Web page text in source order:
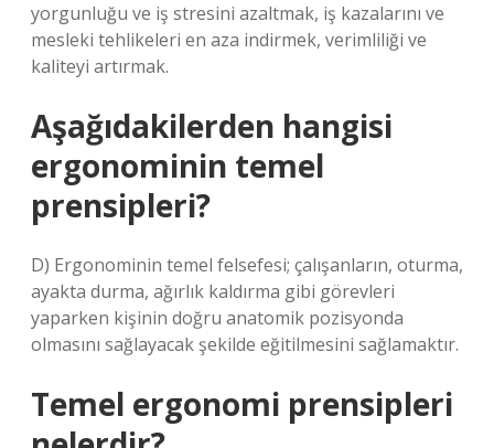
yorgunluğu ve iş stresini azaltmak, iş kazalarını ve
mesleki tehlikeleri en aza indirmek, verimliliği ve
kaliteyi artırmak.
Aşağıdakilerden hangisi
ergonominin temel
prensipleri?
D) Ergonominin temel felsefesi; çalışanların, oturma,
ayakta durma, ağırlık kaldırma gibi görevleri
yaparken kişinin doğru anatomik pozisyonda
olmasını sağlayacak şekilde eğitilmesini sağlamaktır.
Temel ergonomi prensipleri